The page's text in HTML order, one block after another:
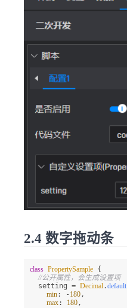
2.4 数字拖动条
class PropertySample {
//公开属性，会生成设置项
  setting =
Decimal.default
min: -180,
max: 180,